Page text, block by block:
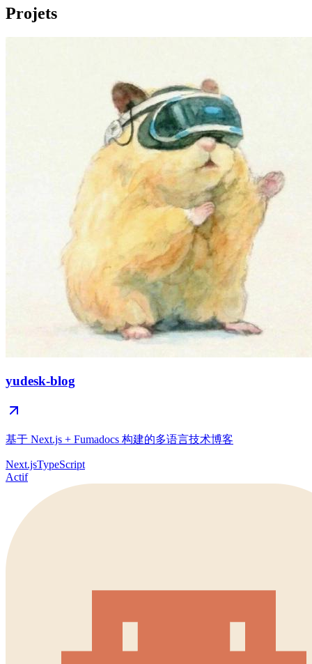
Projets
yudesk-blog
基于 Next.js + Fumadocs 构建的多语言技术博客
Next.jsTypeScript
Actif